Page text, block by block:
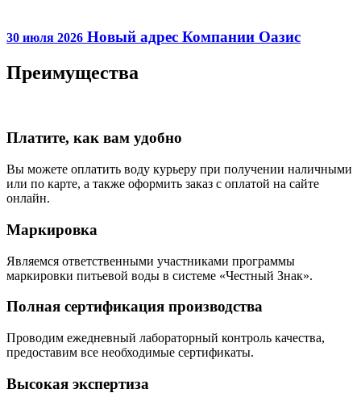
30 июля 2026 Новый адрес Компании Оазис
Преимущества
Платите, как вам удобно
Вы можете оплатить воду курьеру при получении наличными
или по карте, а также оформить заказ с оплатой на сайте
онлайн.
Маркировка
Являемся ответственными участниками программы
маркировки питьевой воды в системе «Честный Знак».
Полная сертификация производства
Проводим ежедневный лабораторный контроль качества,
предоставим все необходимые сертификаты.
Высокая экспертиза